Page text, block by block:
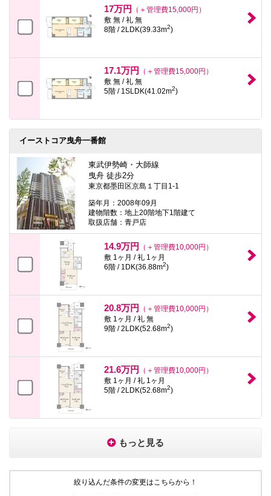
17万円
（＋管理費15,000円）
敷 無 / 礼 無
8階 / 2LDK(39.33m2)
17.1万円
（＋管理費15,000円）
敷 無 / 礼 無
5階 / 1SLDK(41.02m2)
イーストコア曳舟一番館
東武伊勢崎・大師線
曳舟 徒歩2分
東京都墨田区京島１丁目1-1
築年月：2008年09月
建物階数：地上20階地下1階建て
取扱店舗：青戸店
14.9万円
（＋管理費10,000円）
敷 1ヶ月 / 礼 1ヶ月
6階 / 1DK(36.88m2)
20.8万円
（＋管理費10,000円）
敷 1ヶ月 / 礼 無
9階 / 2LDK(52.68m2)
21.6万円
（＋管理費10,000円）
敷 1ヶ月 / 礼 1ヶ月
5階 / 2LDK(52.68m2)
もっと見る
絞り込んだ条件の変更はこちらから！